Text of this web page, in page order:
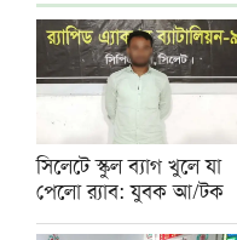
সিলেটে স্কুল ব্যাগ খুলে যা
পেলো র‌্যাব: যুবক আ/টক